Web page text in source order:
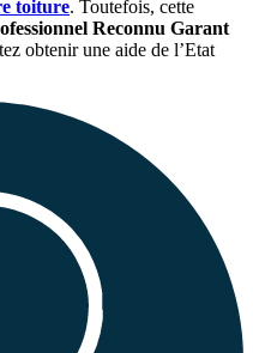
toiture. Toutefois, cette
Reconnu Garant
obtenir une aide de l’Etat